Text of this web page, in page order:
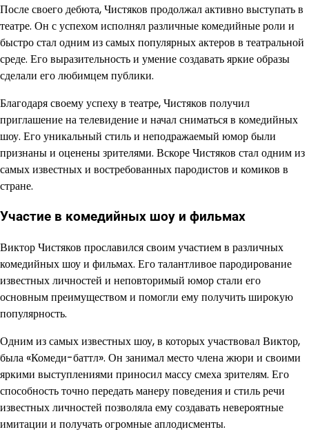
После своего дебюта, Чистяков продолжал активно выступать в
театре. Он с успехом исполнял различные комедийные роли и
быстро стал одним из самых популярных актеров в театральной
среде. Его выразительность и умение создавать яркие образы
сделали его любимцем публики.
Благодаря своему успеху в театре, Чистяков получил
приглашение на телевидение и начал сниматься в комедийных
шоу. Его уникальный стиль и неподражаемый юмор были
признаны и оценены зрителями. Вскоре Чистяков стал одним из
самых известных и востребованных пародистов и комиков в
стране.
Участие в комедийных шоу и фильмах
Виктор Чистяков прославился своим участием в различных
комедийных шоу и фильмах. Его талантливое пародирование
известных личностей и неповторимый юмор стали его
основным преимуществом и помогли ему получить широкую
популярность.
Одним из самых известных шоу, в которых участвовал Виктор,
была «Комеди-баттл». Он занимал место члена жюри и своими
яркими выступлениями приносил массу смеха зрителям. Его
способность точно передать манеру поведения и стиль речи
известных личностей позволяла ему создавать невероятные
имитации и получать огромные аплодисменты.